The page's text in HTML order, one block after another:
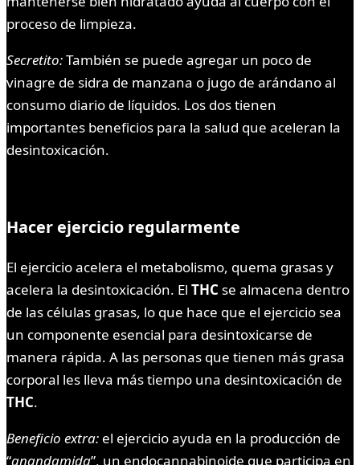
proceso de limpieza.
Secretito:También se puede agregar un poco de
vinagre de sidra de manzana o jugo de arándano al
consumo diario de líquidos. Los dos tienen
importantes beneficios para la salud que aceleran la
desintoxicación.
Hacer ejercicio regularmente
El ejercicio acelera el metabolismo, quema grasas y
acelera la desintoxicación. El THC se almacena dentro
de las células grasas, lo que hace que el ejercicio sea
un componente esencial para desintoxicarse de
manera rápida. A las personas que tienen más grasa
corporal les lleva más tiempo una desintoxicación de
THC.
Beneficio extra: el ejercicio ayuda en la producción de
“anandamida”, un endocannabinoide que participa en